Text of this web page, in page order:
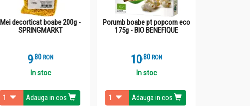
Mei decorticat boabe 200g -
SPRINGMARKT
9.8 RON
In stoc
Adauga in cos
Porumb boabe pt popcorn eco
175g - BIO BENEFIQUE
10.8 RON
In stoc
Adauga in cos